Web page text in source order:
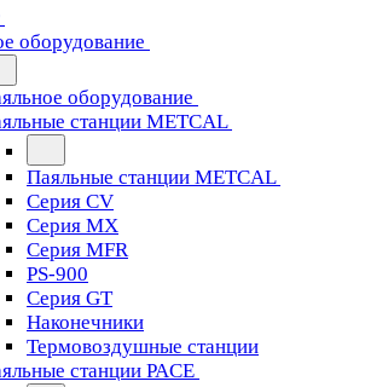
оборудование
оборудование
станции METCAL
Паяльные станции METCAL
Серия CV
Серия MX
Серия MFR
PS-900
Серия GT
Наконечники
Термовоздушные станции
станции PACE